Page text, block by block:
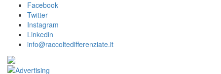
Facebook
Twitter
Instagram
Linkedin
info@raccoltedifferenziate.it